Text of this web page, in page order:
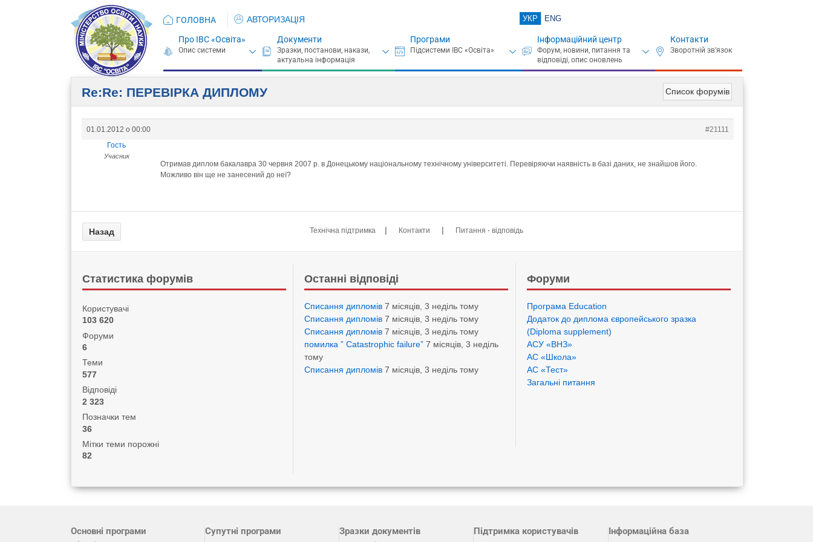
ГОЛОВНА АВТОРИЗАЦІЯ УКР ENG
Про ІВС «Освіта» Документи Програми Інформаційний центр Контакти
Список форумів
Re:Re: ПЕРЕВIРКА ДИПЛОМУ
01.01.2012 о 00:00
#21111
Гость
Учасник
Отримав диплом бакалавра 30 червня 2007 р. в Донецькому національному технічному університеті. Перевіряючи наявність в базі даних, не знайшов його.
Можливо він ще не занесений до неї?
Технічна підтримка | Контакти | Питання - відповідь
Статистика форумів
Користувачі
103 620
Форуми
6
Теми
577
Відповіді
2 323
Позначки тем
36
Мітки теми порожні
82
Останні відповіді
Списання дипломів 7 місяців, 3 неділь тому
Списання дипломів 7 місяців, 3 неділь тому
Списання дипломів 7 місяців, 3 неділь тому
помилка ” Catastrophic failure” 7 місяців, 3 неділь
тому
Списання дипломів 7 місяців, 3 неділь тому
Форуми
Програма Eduсation
Додаток до диплома європейського зразка
(Diploma supplement)
АСУ «ВНЗ»
АС «Школа»
АС «Тест»
Загальні питання
Основні програми Супутні програми Зразки документів Підтримка користувачів Інформаційна база